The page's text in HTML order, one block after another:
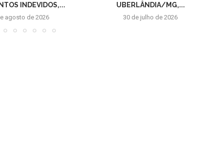
INDEVIDOS,...
agosto de 2026
UBERLÂNDIA/MG,...
30 de julho de 2026